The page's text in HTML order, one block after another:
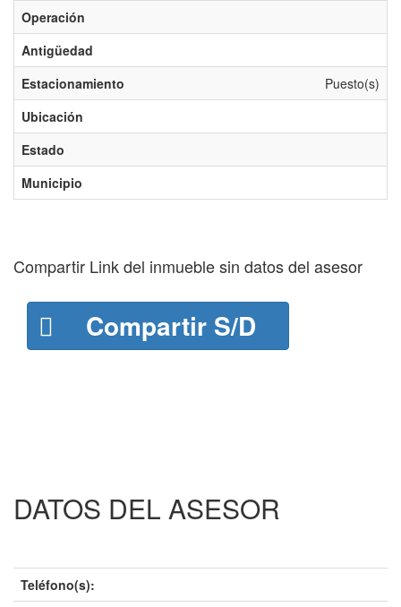
Operación
Antigüedad
Estacionamiento
Puesto(s)
Ubicación
Estado
Municipio
Compartir Link del inmueble sin datos del asesor
Compartir S/D
DATOS DEL ASESOR
Teléfono(s):